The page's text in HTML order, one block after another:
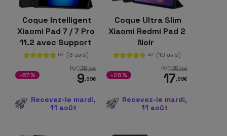
Coque Intelligent
Xiaomi Pad 7 / 7 Pro
11.2 avec Support
Noir
59 (3 avis)
PVC29,99€
9,99€
-67%
Recevez-le mardi,
11 août
Coque Ultra Slim
Xiaomi Redmi Pad 2
Noir
47 (10 avis)
PVC25,00€
17,99€
-28%
Recevez-le mardi,
11 août